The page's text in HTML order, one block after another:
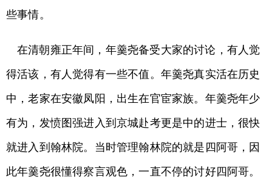
些事情。
在清朝雍正年间，年羹尧备受大家的讨论，有人觉
得活该，有人觉得有一些不值。年羹尧真实活在历史
中，老家在安徽凤阳，出生在官宦家族。年羹尧年少
有为，发愤图强进入到京城赴考更是中的进士，很快
就进入到翰林院。当时管理翰林院的就是四阿哥，因
此年羹尧很懂得察言观色，一直不停的讨好四阿哥。